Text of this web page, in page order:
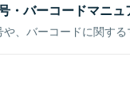
・バーコードマニュ
、バーコードに関する